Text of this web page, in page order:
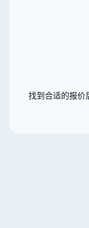
找到合适的报价